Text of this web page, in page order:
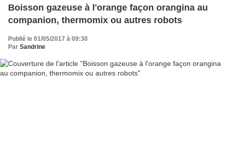
Boisson gazeuse à l'orange façon orangina au
companion, thermomix ou autres robots
Publié le 01/05/2017 à 09:30
Par Sandrine